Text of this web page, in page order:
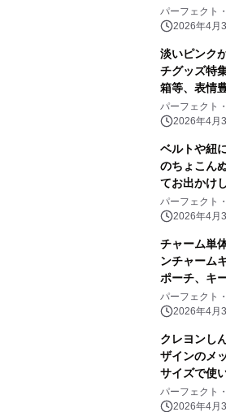
レトロ感ば
パーフェクト
2026年4月
淡いピンク
チグッズ特
箱等、表情
いピンク色
パーフェクト
2026年4月
ベルトや紐
のちょこん
てお出かけ
自由に楽し
パーフェクト
2026年4月
チャーム単
ンチャーム
ポーチ、キ
けのアレン
パーフェクト
2026年4月
クレヨンし
ザインのメ
サイズで使
行にぜひ！
パーフェクト
2026年4月